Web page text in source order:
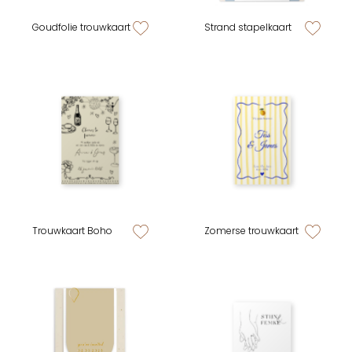
Goudfolie trouwkaart Strand stapelkaart
Trouwkaart Boho Zomerse trouwkaart